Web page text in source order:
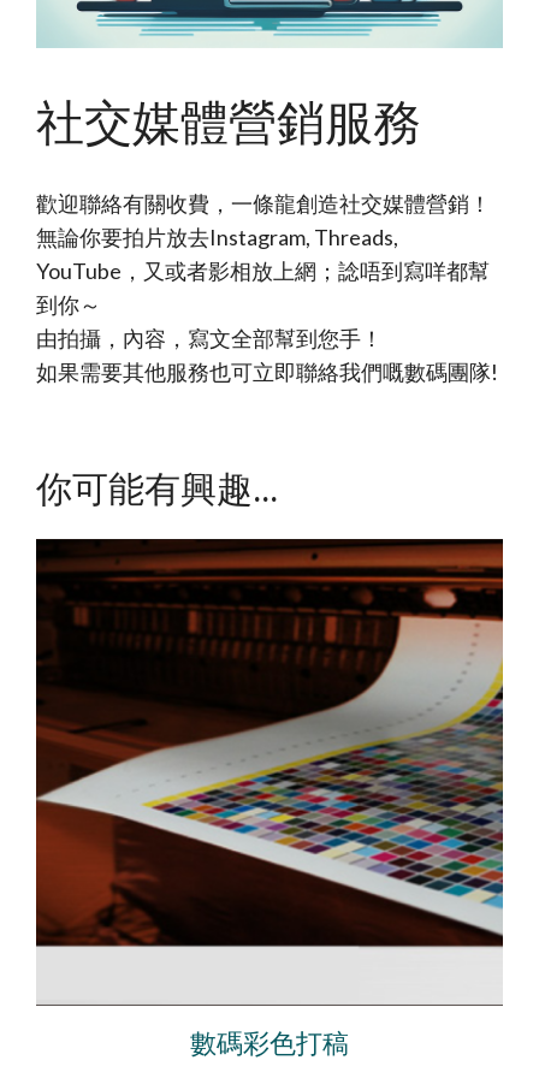
社交媒體營銷服務
歡迎聯絡有關收費，一條龍創造社交媒體營銷！
無論你要拍片放去Instagram, Threads,
YouTube，又或者影相放上網；諗唔到寫咩都幫
到你～
由拍攝，內容，寫文全部幫到您手！
如果需要其他服務也可立即聯絡我們嘅數碼團隊!
你可能有興趣...
數碼彩色打稿